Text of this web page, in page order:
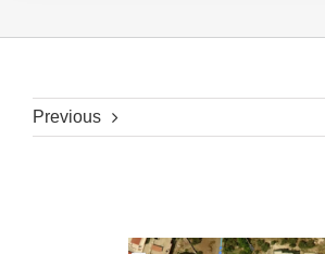
Previous